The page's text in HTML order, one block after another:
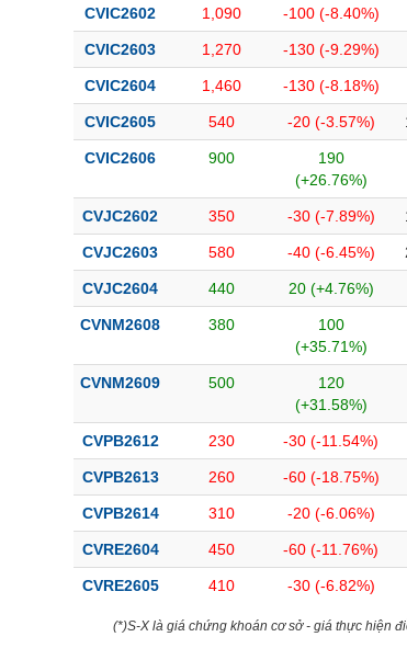
CVIC2602 1,090 -100 (-8.40%)
CVIC2603 1,270 -130 (-9.29%)
CVIC2604 1,460 -130 (-8.18%)
CVIC2605 540 -20 (-3.57%)
CVIC2606 900
190
(+26.76%)
CVJC2602 350 -30 (-7.89%)
CVJC2603 580 -40 (-6.45%)
CVJC2604 440 20 (+4.76%)
CVNM2608 380
100
(+35.71%)
CVNM2609 500
120
(+31.58%)
CVPB2612 230 -30 (-11.54%)
CVPB2613 260 -60 (-18.75%)
CVPB2614 310 -20 (-6.06%)
CVRE2604 450 -60 (-11.76%)
CVRE2605 410 -30 (-6.82%)
(*)S-X là giá chứng khoán cơ sở - giá thực hiện